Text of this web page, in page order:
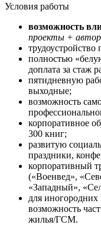
Условия работы
возможность
проекты +
полностью
доплата за стаж
пятидневную
выходные;
возможность
корпоративное
300 книг;
развитую
праздники,
корпоративный
(«Военвед»,
«Западный»,
для иногородних
возможность
жилья/ГСМ.